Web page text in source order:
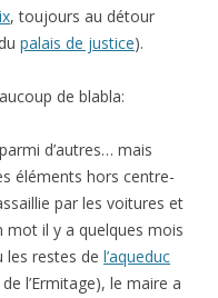
, toujours au détour
palais de justice).
de blabla:
d’autres… mais
éléments hors centre-
par les voitures et
il y a quelques mois
les restes de l’aqueduc
l’Ermitage), le maire a